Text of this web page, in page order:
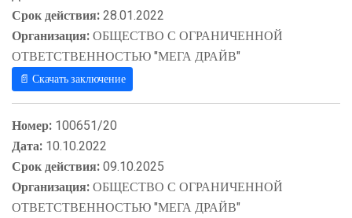
Срок действия:28.01.2022
Организация:ОБЩЕСТВО С ОГРАНИЧЕННОЙ
ОТВЕТСТВЕННОСТЬЮ "МЕГА ДРАЙВ"
📄 Скачать заключение
Номер: 100651/20
Дата: 10.10.2022
Срок действия:09.10.2025
Организация:ОБЩЕСТВО С ОГРАНИЧЕННОЙ
ОТВЕТСТВЕННОСТЬЮ "МЕГА ДРАЙВ"